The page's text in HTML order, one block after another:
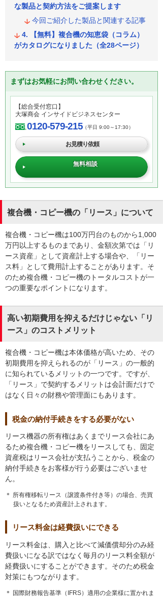
な製品と契約方法をご提案します
今回ご紹介した製品と関連する記事
【無料】複合機の知恵袋（コラム）
がカタログになりました（全28ページ）
まずはお気軽にお問い合わせください。
【総合受付窓口】
大塚商会 インサイドビジネスセンター
0120-579-215（平日 9:00～17:30）
お見積り依頼
無料相談
複合機・コピー機の「リース」について
複合機・コピー機は100万円台のものから1,000
万円以上するものまであり、金額次第では「リ
ース資産」として資産計上する場合や、「リー
ス料」として費用計上することがあります。そ
のため複合機・コピー機のトータルコストが一
つの重要なポイントになります。
高い初期費用を抑えるだけじゃない「リ
ース」のコストメリット
複合機・コピー機は本体価格が高いため、その
初期費用を抑えられるのが「リース」の一般的
に知られているメリットの一つです。ですが、
「リース」で契約するメリットは会計面だけで
はなく日々の財務や管理面にもあります。
税金の納付手続きをする必要がない
リース機器の所有権はあくまでリース会社にあ
るため複合機・コピー機をリースしても、固定
資産税はリース会社が支払うことから、税金の
納付手続きをお客様が行う必要はございませ
ん。
＊ 所有権移転リース（譲渡条件付き等）の場合、売買
扱いとなるため資産計上されます。
リース料金は経費扱いにできる
リース料金は、購入と比べて減価償却分のみ経
費扱いになる訳ではなく毎月のリース料全額が
経費扱いにすることができます。そのため税金
対策にもつながります。
＊ 国際財務報告基準（IFRS）適用の企業様に置かれま